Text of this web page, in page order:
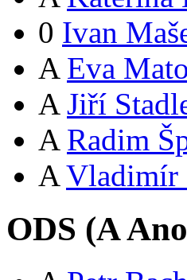
0 Ivan
A Eva
A Jiří
A Radim
A Vladimír
ODS (A